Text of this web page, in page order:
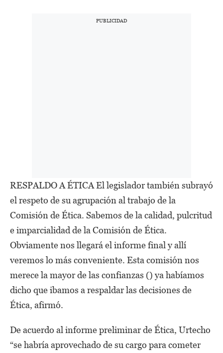
RESPALDO A ÉTICA El legislador también subrayó
el respeto de su agrupación al trabajo de la
Comisión de Ética. Sabemos de la calidad, pulcritud
e imparcialidad de la Comisión de Ética.
Obviamente nos llegará el informe final y allí
veremos lo más conveniente. Esta comisión nos
merece la mayor de las confianzas () ya habíamos
dicho que ibamos a respaldar las decisiones de
Ética, afirmó.
De acuerdo al informe preliminar de Ética, Urtecho
“se habría aprovechado de su cargo para cometer